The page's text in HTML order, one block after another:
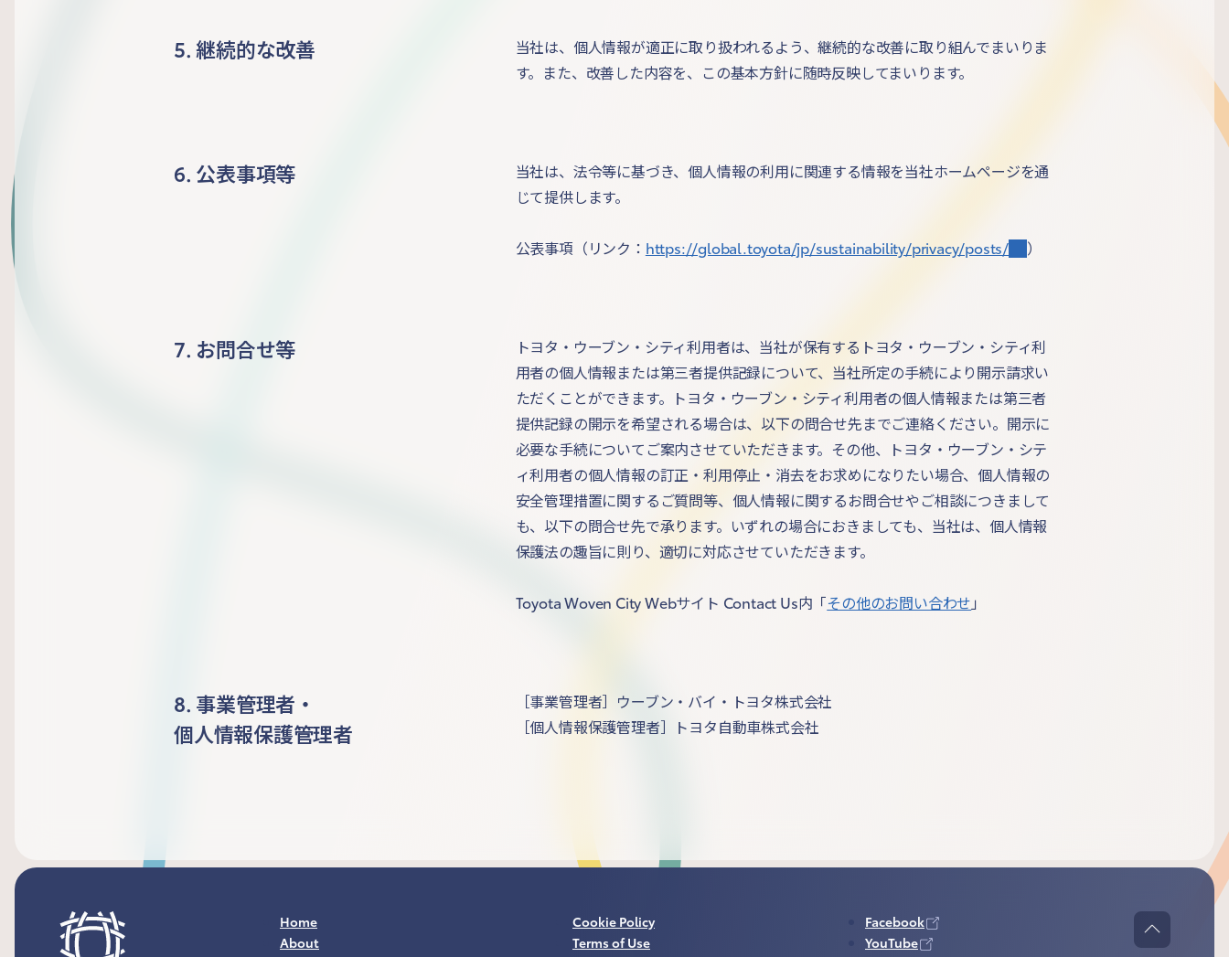
5. 継続的な改善
当社は、個人情報が適正に取り扱われるよう、継続的な改善に取り組んでまいりま
す。また、改善した内容を、この基本方針に随時反映してまいります。
6. 公表事項等
当社は、法令等に基づき、個人情報の利用に関連する情報を当社ホームページを通
じて提供します。
公表事項（リンク： https://global.toyota/jp/sustainability/privacy/posts/ ）
7. お問合せ等
トヨタ・ウーブン・シティ利用者は、当社が保有するトヨタ・ウーブン・シティ利
用者の個人情報または第三者提供記録について、当社所定の手続により開示請求い
ただくことができます。トヨタ・ウーブン・シティ利用者の個人情報または第三者
提供記録の開示を希望される場合は、以下の問合せ先までご連絡ください。開示に
必要な手続についてご案内させていただきます。その他、トヨタ・ウーブン・シテ
ィ利用者の個人情報の訂正・利用停止・消去をお求めになりたい場合、個人情報の
安全管理措置に関するご質問等、個人情報に関するお問合せやご相談につきまして
も、以下の問合せ先で承ります。いずれの場合におきましても、当社は、個人情報
保護法の趣旨に則り、適切に対応させていただきます。
Toyota Woven City Webサイト Contact Us内「その他のお問い合わせ 」
8. 事業管理者・
個人情報保護管理者
［事業管理者］ウーブン・バイ・トヨタ株式会社
［個人情報保護管理者］トヨタ自動車株式会社
Home
About
Cookie Policy
Terms of Use
Facebook
YouTube